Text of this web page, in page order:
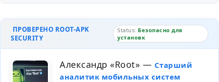
ПРОВЕРЕНО ROOT-APK
SECURITY
Status: Безопасно для
установк
Александр «Root» — Старший
аналитик мобильных систем